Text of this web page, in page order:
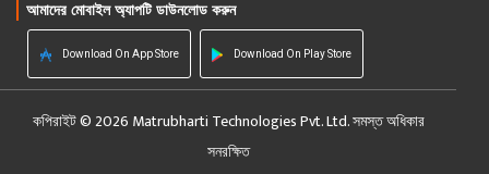
আমাদের মোবাইল অ্যাপটি ডাউনলোড করুন
Download On App Store Download On Play Store
কপিরাইট © 2026 Matrubharti Technologies Pvt. Ltd. সমস্ত অধিকার
সনরক্ষিত